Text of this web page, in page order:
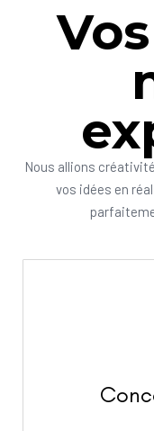
Nous allions
vos idées en